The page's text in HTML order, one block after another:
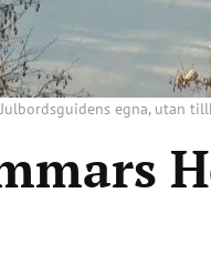
egna, utan